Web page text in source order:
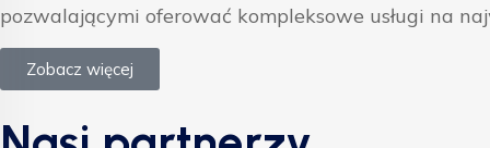
pozwalającymi oferować kompleksowe usługi na
Zobacz więcej